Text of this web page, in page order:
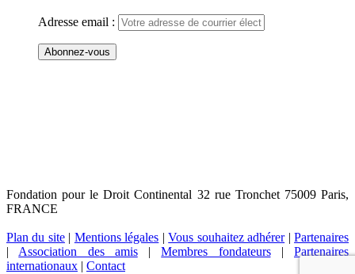
Adresse email :
Fondation pour le Droit Continental 32 rue Tronchet 75009 Paris,
FRANCE
Plan du site| Mentions légales |Vous souhaitez adhérer|Partenaires
| Association des amis|Membres fondateurs| Partenaires
internationaux | Contact